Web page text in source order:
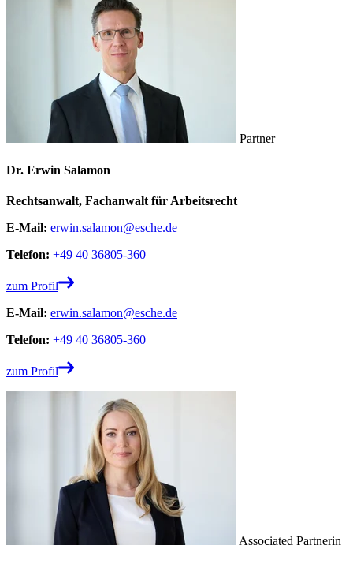
Partner
Dr. Erwin Salamon
Rechtsanwalt, Fachanwalt für Arbeitsrecht
E-Mail: erwin.salamon@esche.de
Telefon: +49 40 36805-360
zum Profil
E-Mail: erwin.salamon@esche.de
Telefon: +49 40 36805-360
zum Profil
Associated Partnerin